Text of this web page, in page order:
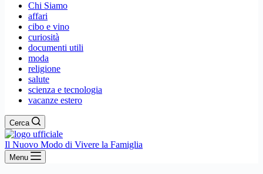
Chi Siamo
affari
cibo e vino
curiosità
documenti utili
moda
religione
salute
scienza e tecnologia
vacanze estero
Cerca
Il Nuovo Modo di Vivere la Famiglia
Menu